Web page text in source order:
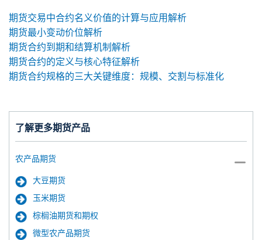
了解更多期货产品
农产品期货
大豆期货
玉米期货
棕榈油期货和期权
微型农产品期货
期货交易中合约名义价值的计算与应用解析
期货最小变动价位解析
期货合约到期和结算机制解析
期货合约的定义与核心特征解析
期货合约规格的三大关键维度：规模、交割与标准化